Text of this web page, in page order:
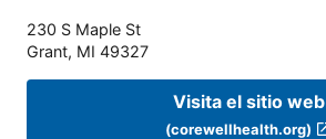
230 S Maple St
Grant, MI 49327
Visita el sitio web
(corewellhealth.org)